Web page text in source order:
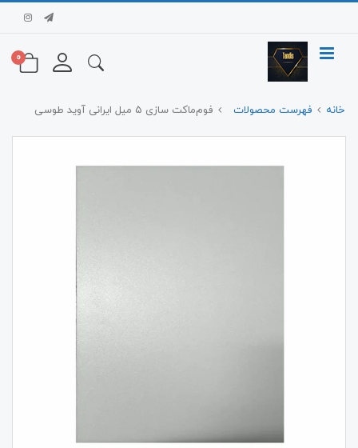
0
خانه فهرست محصولات فوم‌ماکت سازی ۵ میل ایرانی آوید طوسی